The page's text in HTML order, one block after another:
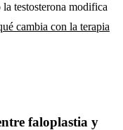
la testosterona modifica
cambia con la terapia
faloplastia y